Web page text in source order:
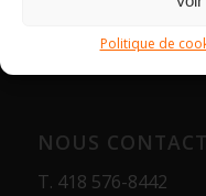
Politique de
NOUS
T. 418 576-8442